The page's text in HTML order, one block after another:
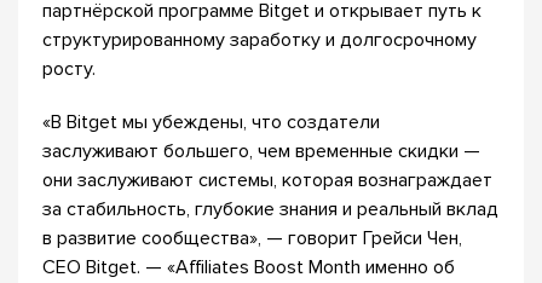
партнёрской программе Bitget и открывает путь к
структурированному заработку и долгосрочному
росту.
«В Bitget мы убеждены, что создатели
заслуживают большего, чем временные скидки —
они заслуживают системы, которая вознаграждает
за стабильность, глубокие знания и реальный вклад
в развитие сообщества», — говорит Грейси Чен,
CEO Bitget. — «Affiliates Boost Month именно об